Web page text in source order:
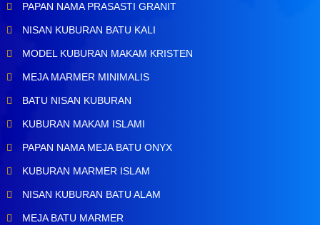
PAPAN NAMA PRASASTI GRANIT
NISAN KUBURAN BATU KALI
MODEL KUBURAN MAKAM KRISTEN
MEJA MARMER MINIMALIS
BATU NISAN KUBURAN
KUBURAN MAKAM ISLAMI
PAPAN NAMA MEJA BATU ONYX
KUBURAN MARMER ISLAM
NISAN KUBURAN BATU ALAM
MEJA BATU MARMER